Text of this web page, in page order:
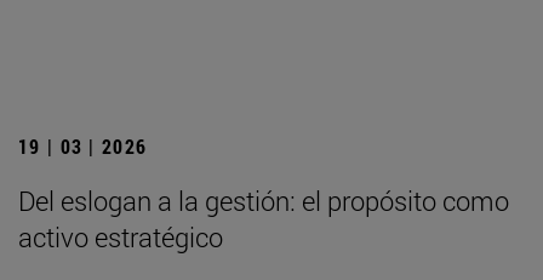
19 | 03 | 2026
Del eslogan a la gestión: el propósito como
activo estratégico